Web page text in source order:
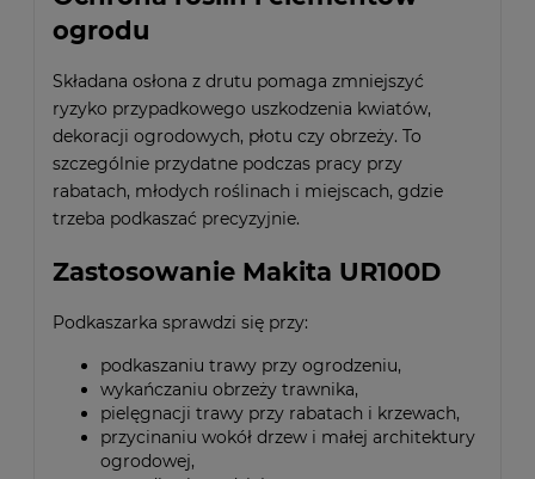
ogrodu
Składana osłona z drutu pomaga zmniejszyć
ryzyko przypadkowego uszkodzenia kwiatów,
dekoracji ogrodowych, płotu czy obrzeży. To
szczególnie przydatne podczas pracy przy
rabatach, młodych roślinach i miejscach, gdzie
trzeba podkaszać precyzyjnie.
Zastosowanie Makita UR100D
Podkaszarka sprawdzi się przy:
podkaszaniu trawy przy ogrodzeniu,
wykańczaniu obrzeży trawnika,
pielęgnacji trawy przy rabatach i krzewach,
przycinaniu wokół drzew i małej architektury
ogrodowej,